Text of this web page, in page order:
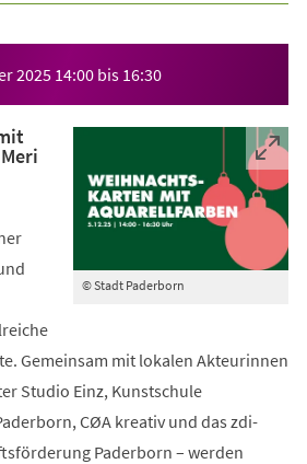
2025 14:00 bis 16:30
© Stadt Paderborn
Gemeinsam mit lokalen Akteurinnen
Studio Einz, Kunstschule
CØA kreativ und das zdi-
Paderborn – werden